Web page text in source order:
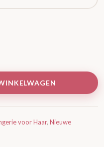
voor Haar, Nieuwe